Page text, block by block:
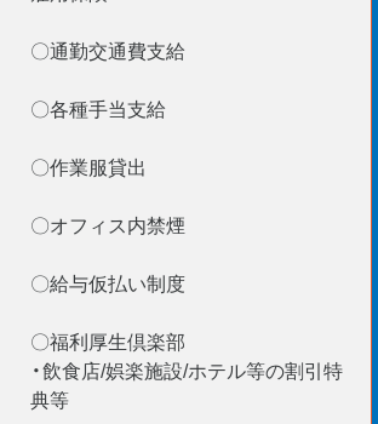
ますよ！
〇通勤交通費支給
〇各種手当支給
〇作業服貸出
〇オフィス内禁煙
〇給与仮払い制度
〇福利厚生倶楽部
・飲食店/娯楽施設/ホテル等の割引特
典等